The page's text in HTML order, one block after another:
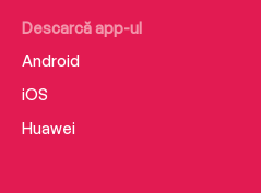
Descarcă app-ul
Android
iOS
Huawei